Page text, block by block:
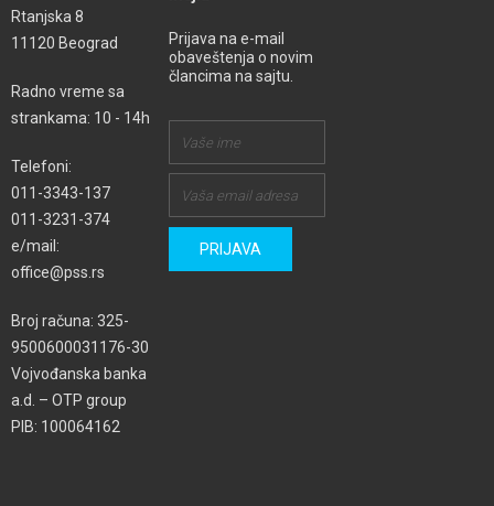
Rtanjska 8
11120 Beograd
Radno vreme sa
strankama: 10 - 14h
Telefoni:
011-3343-137
011-3231-374
e/mail:
office@pss.rs
Broj računa: 325-
9500600031176-30
Vojvođanska banka
a.d. – OTP group
PIB: 100064162
Prijava na e-mail
obaveštenja o novim
člancima na sajtu.